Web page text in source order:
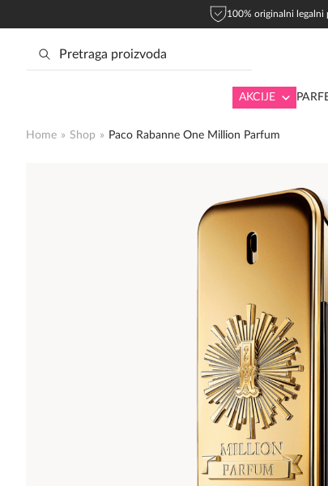
100% originalni legalni
AKCIJE
Home » Shop » Paco Rabanne One Million Parfum